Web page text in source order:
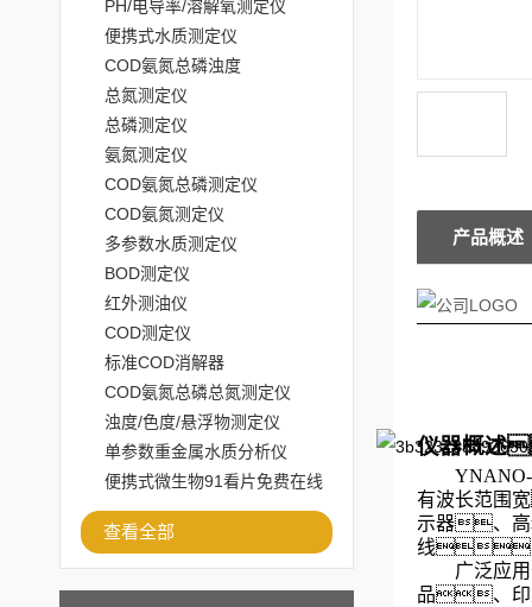
PH/电导率/溶解氧测定仪
便携式水质测定仪
COD氨氮总磷浊度
总氮测定仪
总磷测定仪
氨氮测定仪
COD氨氮总磷测定仪
COD氨氮测定仪
多参数水质测定仪
BOD测定仪
红外测油仪
COD测定仪
标准COD消解器
COD氨氮总磷总氮测定仪
浊度/色度/悬浮物测定仪
单参数重金属水质分析仪
便携式微生物91看片免费在线
观看
查看全部
产品概述
仪器概
有波长范围
示器、高
线，
广泛应
品、印